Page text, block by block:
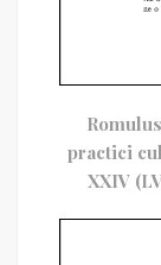
practici
XXIV